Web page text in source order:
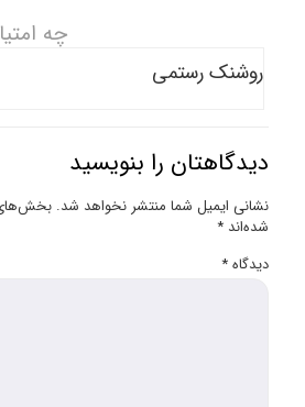
چه
روشنک رستمی
دیدگاهتان را بنویسید
نشانی ایمیل شما منتشر نخواهد شد. بخش‌های
شده‌اند *
دیدگاه*